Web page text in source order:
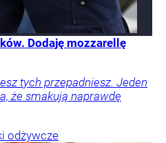
Dodaję mozzarellę
tych przepadniesz. Jeden
że smakują naprawdę
odżywcze